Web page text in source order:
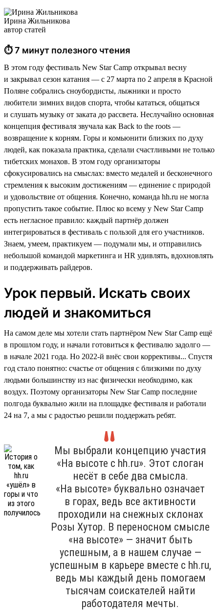
Ирина Жильникова
автор статей
⏱ 7 минут полезного чтения
В этом году фестиваль New Star Camp открывал весну
и закрывал сезон катания — с 27 марта по 2 апреля в Красной
Поляне собрались сноубордисты, лыжники и просто
любители зимних видов спорта, чтобы кататься, общаться
и слушать музыку от заката до рассвета. Неслучайно основная
концепция фестиваля звучала как Back to the roots —
возвращение к корням. Горы и комьюнити близких по духу
людей, как показала практика, сделали счастливыми не только
тибетских монахов. В этом году организаторы
сфокусировались на смыслах: вместо медалей и бесконечного
стремления к высоким достижениям — единение с природой
и удовольствие от общения. Конечно, команда hh.ru не могла
пропустить такое событие. Плюс ко всему у New Star Camp
есть негласное правило: каждый партнёр должен
интегрироваться в фестиваль с пользой для его участников.
Знаем, умеем, практикуем — подумали мы, и отправились
небольшой командой маркетинга и HR удивлять, вдохновлять
и поддерживать райдеров.
Урок первый. Искать своих
людей и знакомиться
На самом деле мы хотели стать партнёром New Star Camp ещё
в прошлом году, и начали готовиться к фестивалю задолго —
в начале 2021 года. Но 2022-й внёс свои коррективы... Спустя
год стало понятно: счастье от общения с близкими по духу
людьми большинству из нас физически необходимо, как
воздух. Поэтому организаторы New Star Camp последние
полгода буквально жили на площадке фестиваля и работали
24 на 7, а мы с радостью решили поддержать ребят.
Мы выбрали концепцию участия
«На высоте с hh.ru». Этот слоган
несёт в себе два смысла.
«На высоте» буквально означает
в горах, ведь все активности
проходили на снежных склонах
Розы Хутор. В переносном смысле
«на высоте» — значит быть
успешным, а в нашем случае —
успешным в карьере вместе с hh.ru,
ведь мы каждый день помогаем
тысячам соискателей найти
работодателя мечты.